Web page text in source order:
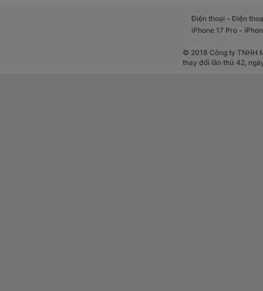
con khi cần thiết.
Với Masstel
Điện thoại -Điện
iPhone 17 Pro -
© 2018 Công ty TNHH
thay đổi lần thứ 42,